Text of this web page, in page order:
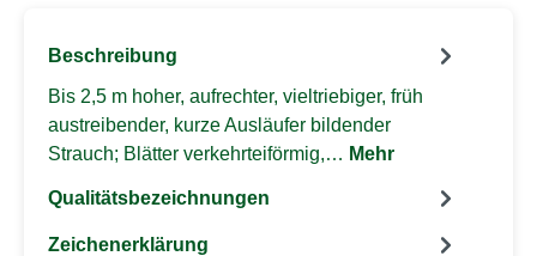
Beschreibung
Bis 2,5 m hoher, aufrechter, vieltriebiger, früh
austreibender, kurze Ausläufer bildender
Strauch; Blätter verkehrteiförmig,… Mehr
Qualitätsbezeichnungen
Zeichenerklärung